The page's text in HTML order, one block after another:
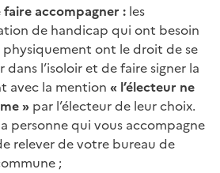
faire accompagner : les
de handicap qui ont besoin
physiquement ont le droit de se
l’isoloir et de faire signer la
avec la mention « l’électeur ne
» par l’électeur de leur choix.
personne qui vous accompagne
relever de votre bureau de
;